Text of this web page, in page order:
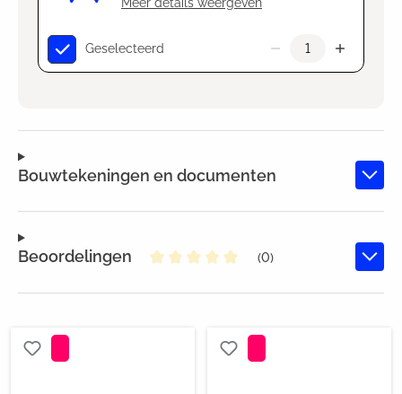
Geselecteerd
Bouwtekeningen en documenten
Beoordelingen
(0)